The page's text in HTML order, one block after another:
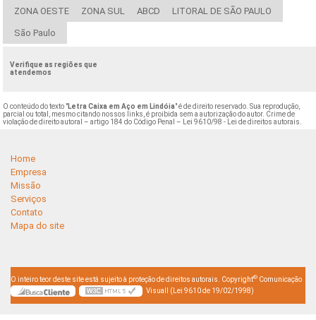
ZONA OESTE ZONA SUL ABCD LITORAL DE SÃO PAULO
São Paulo
Verifique as regiões que
atendemos
O conteúdo do texto "Letra Caixa em Aço em Lindóia" é de direito reservado. Sua reprodução,
parcial ou total, mesmo citando nossos links, é proibida sem a autorização do autor. Crime de
violação de direito autoral – artigo 184 do Código Penal –
Lei 9610/98 - Lei de direitos autorais
Home
Empresa
Missão
Serviços
Contato
Mapa do site
O inteiro teor deste site está sujeito à proteção de direitos autorais. Copyright© Comunicação
Visuall (Lei 9610 de 19/02/1998)